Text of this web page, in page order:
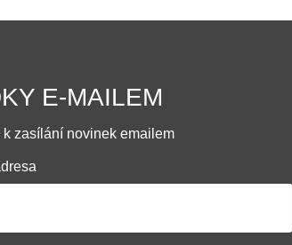
E-MAILEM
k zasílání novinek emailem